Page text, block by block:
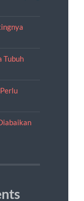
Tubuh